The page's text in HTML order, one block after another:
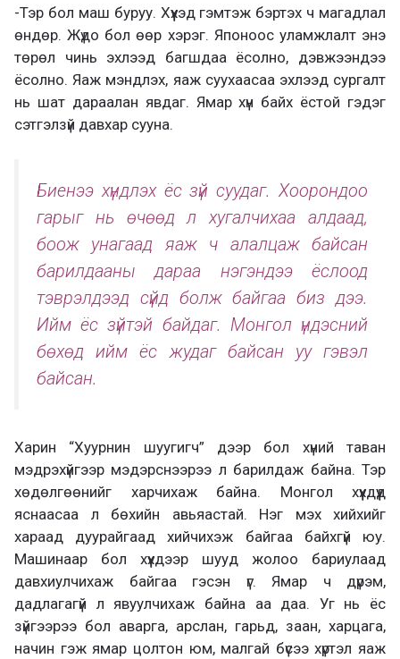
-Тэр бол маш буруу. Хүүхэд гэмтэж бэртэх ч магадлал
өндөр. Жүдо бол өөр хэрэг. Японоос уламжлалт энэ
төрөл чинь эхлээд багшдаа ёсолно, дэвжээндээ
ёсолно. Яаж мэндлэх, яаж суухаасаа эхлээд сургалт
нь шат дараалан явдаг. Ямар хүн байх ёстой гэдэг
сэтгэлзүй давхар сууна.
Биенээ хүндлэх ёс зүй суудаг. Хоорондоо
гарыг нь өчөөд л хугалчихаа алдаад,
боож унагаад яаж ч алалцаж байсан
барилдааны дараа нэгэндээ ёслоод
тэврэлдээд сүйд болж байгаа биз дээ.
Ийм ёс зүйтэй байдаг. Монгол үндэсний
бөхөд ийм ёс жудаг байсан уу гэвэл
байсан.
Харин “Хуурнин шуугигч” дээр бол хүний таван
мэдрэхүйгээр мэдэрснээрээ л барилдаж байна. Тэр
хөдөлгөөнийг харчихаж байна. Монгол хүүхдүүд
яснаасаа л бөхийн авьяастай. Нэг мэх хийхийг
хараад дуурайгаад хийчихэж байгаа байхгүй юу.
Машинаар бол хүүхдээр шууд жолоо бариулаад
давхиулчихаж байгаа гэсэн үг. Ямар ч дүрэм,
дадлагагүй л явуулчихаж байна аа даа. Уг нь ёс
зүйгээрээ бол аварга, арслан, гарьд, заан, харцага,
начин гэж ямар цолтон юм, малгай бүсээ хүртэл яаж